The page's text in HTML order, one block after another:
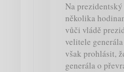
Na
několika
vůči vládě
velitele
však prohlásit,
generála o